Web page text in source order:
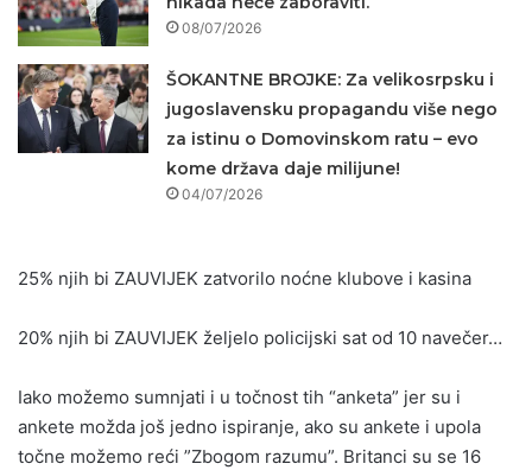
08/07/2026
ŠOKANTNE BROJKE: Za velikosrpsku i
jugoslavensku propagandu više nego
za istinu o Domovinskom ratu – evo
kome država daje milijune!
04/07/2026
25% njih bi ZAUVIJEK zatvorilo noćne klubove i kasina
20% njih bi ZAUVIJEK željelo policijski sat od 10 navečer…
Iako možemo sumnjati i u točnost tih “anketa” jer su i
ankete možda još jedno ispiranje, ako su ankete i upola
točne možemo reći ”Zbogom razumu”. Britanci su se 16